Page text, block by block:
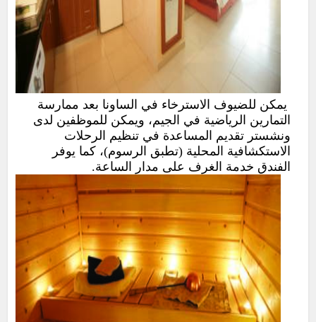
يمكن للضيوف الاسترخاء في الساونا بعد ممارسة
التمارين الرياضية في الجيم، ويمكن للموظفين لدى
ونشستر تقديم المساعدة في تنظيم الرحلات
الاستكشافية المحلية (تطبق الرسوم)، كما يوفر
الفندق خدمة الغرف على مدار الساعة.